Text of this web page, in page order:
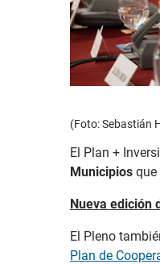
(Foto: Sebastián
El Plan +
Municipios que
Nueva edición
El Pleno
Plan de